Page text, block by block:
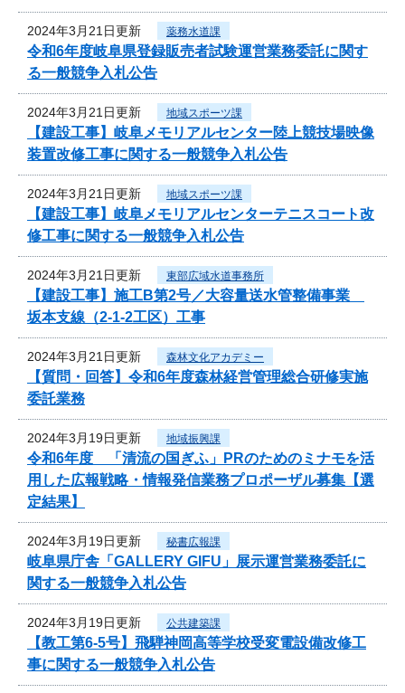
2024年3月21日更新 薬務水道課
令和6年度岐阜県登録販売者試験運営業務委託に関す
る一般競争入札公告
2024年3月21日更新 地域スポーツ課
【建設工事】岐阜メモリアルセンター陸上競技場映像
装置改修工事に関する一般競争入札公告
2024年3月21日更新 地域スポーツ課
【建設工事】岐阜メモリアルセンターテニスコート改
修工事に関する一般競争入札公告
2024年3月21日更新 東部広域水道事務所
【建設工事】施工B第2号／大容量送水管整備事業
坂本支線（2-1-2工区）工事
2024年3月21日更新 森林文化アカデミー
【質問・回答】令和6年度森林経営管理総合研修実施
委託業務
2024年3月19日更新 地域振興課
令和6年度 「清流の国ぎふ」PRのためのミナモを活
用した広報戦略・情報発信業務プロポーザル募集【選
定結果】
2024年3月19日更新 秘書広報課
岐阜県庁舎「GALLERY GIFU」展示運営業務委託に
関する一般競争入札公告
2024年3月19日更新 公共建築課
【教工第6-5号】飛騨神岡高等学校受変電設備改修工
事に関する一般競争入札公告